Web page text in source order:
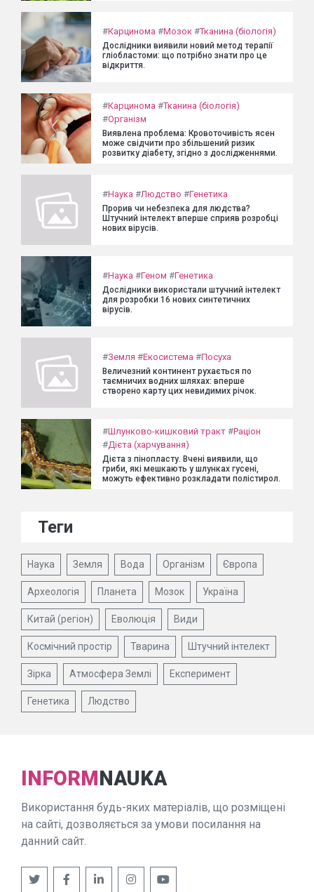
#Карцинома #Мозок #Тканина (біологія)
Дослідники виявили новий метод терапії
гліобластоми: що потрібно знати про це
відкриття.
#Карцинома #Тканина (біологія)
#Організм
Виявлена проблема: Кровоточивість ясен
може свідчити про збільшений ризик
розвитку діабету, згідно з дослідженнями.
#Наука #Людство #Генетика
Прорив чи небезпека для людства?
Штучний інтелект вперше сприяв розробці
нових вірусів.
#Наука #Геном #Генетика
Дослідники використали штучний інтелект
для розробки 16 нових синтетичних
вірусів.
#Земля #Екосистема #Посуха
Величезний континент рухається по
таємничих водних шляхах: вперше
створено карту цих невидимих річок.
#Шлунково-кишковий тракт #Раціон
#Дієта (харчування)
Дієта з пінопласту. Вчені виявили, що
гриби, які мешкають у шлунках гусені,
можуть ефективно розкладати полістирол.
Теги
Наука Земля Вода Організм Європа
Археологія Планета Мозок Україна
Китай (регіон) Еволюція Види
Космічний простір Тварина Штучний інтелект
Зірка Атмосфера Землі Експеримент
Генетика Людство
INFORMNAUKA
Використання будь-яких матеріалів, що розміщені
на сайті, дозволяється за умови посилання на
данний сайт.